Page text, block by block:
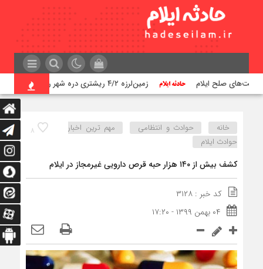
زمین‌لرزه ۴/۲ ریشتری دره شهر را لرزاند
۸ خانه حوادث و انتظامی
مهم ترین اخبار
حوادث ایلام
کشف بیش از ۱۴۰ هزار حبه قرص دارویی غیرمجاز در ایلام
کد خبر : ۳۱۲۸
۰۴ بهمن ۱۳۹۹ - ۱۷:۲۰